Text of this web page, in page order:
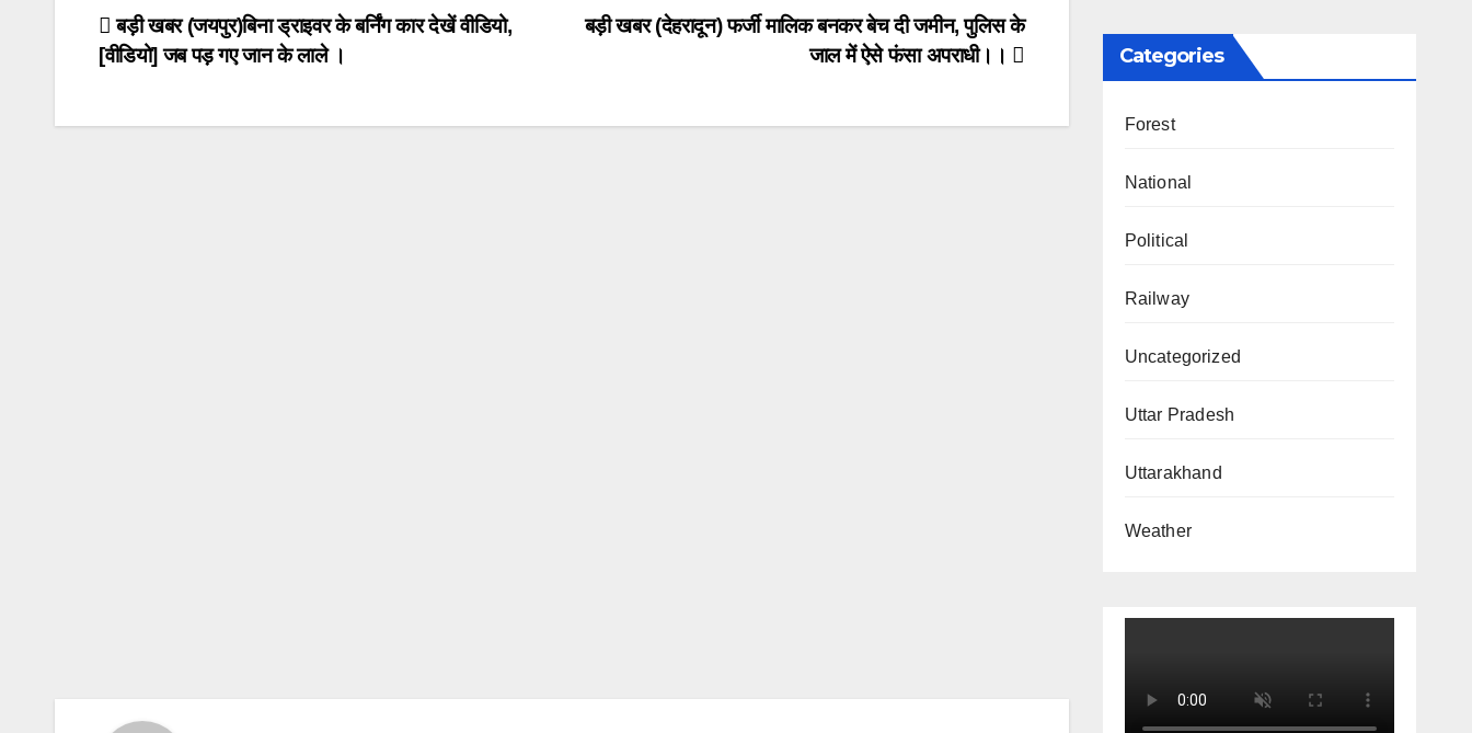
Post
navigation
बड़ी खबर (देहरादून) फर्जी मालिक बनकर बेच दी जमीन, पुलिस के
जाल में ऐसे फंसा अपराधी।।
बड़ी खबर (जयपुर)बिना ड्राइवर के बर्निंग कार देखें वीडियो,
[वीडियो] जब पड़ गए जान के लाले ।
Categories
Forest
National
Political
Railway
Uncategorized
Uttar Pradesh
Uttarakhand
Weather